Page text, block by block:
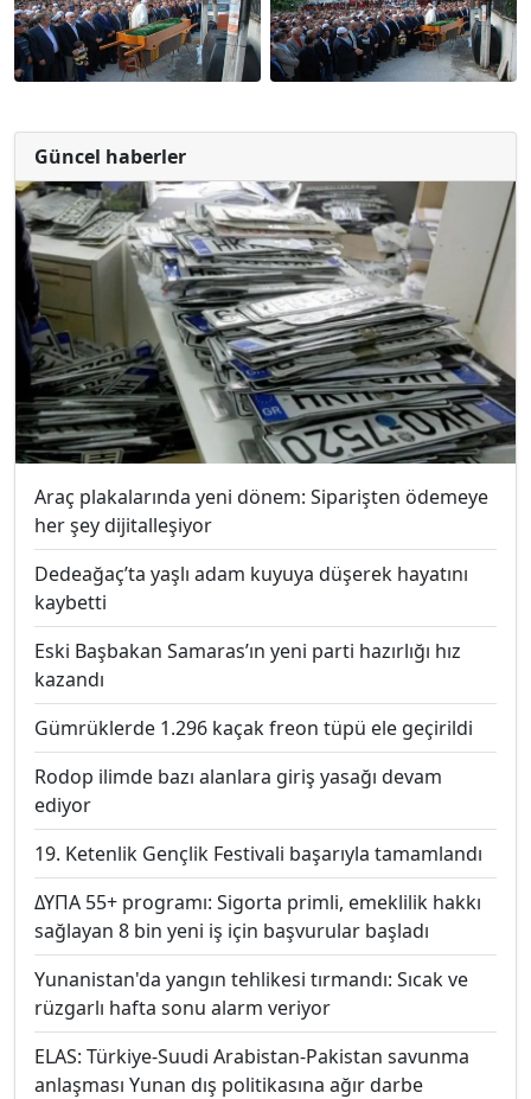
Güncel haberler
Araç plakalarında yeni dönem: Siparişten ödemeye
her şey dijitalleşiyor
Dedeağaç’ta yaşlı adam kuyuya düşerek hayatını
kaybetti
Eski Başbakan Samaras’ın yeni parti hazırlığı hız
kazandı
Gümrüklerde 1.296 kaçak freon tüpü ele geçirildi
Rodop ilimde bazı alanlara giriş yasağı devam
ediyor
19. Ketenlik Gençlik Festivali başarıyla tamamlandı
ΔΥΠΑ 55+ programı: Sigorta primli, emeklilik hakkı
sağlayan 8 bin yeni iş için başvurular başladı
Yunanistan'da yangın tehlikesi tırmandı: Sıcak ve
rüzgarlı hafta sonu alarm veriyor
ELAS: Türkiye-Suudi Arabistan-Pakistan savunma
anlaşması Yunan dış politikasına ağır darbe